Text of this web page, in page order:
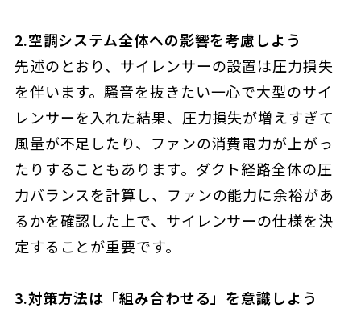
2.空調システム全体への影響を考慮しよう
先述のとおり、サイレンサーの設置は圧力損失
を伴います。騒音を抜きたい一心で大型のサイ
レンサーを入れた結果、圧力損失が増えすぎて
風量が不足したり、ファンの消費電力が上がっ
たりすることもあります。ダクト経路全体の圧
力バランスを計算し、ファンの能力に余裕があ
るかを確認した上で、サイレンサーの仕様を決
定することが重要です。
3.対策方法は「組み合わせる」を意識しよう